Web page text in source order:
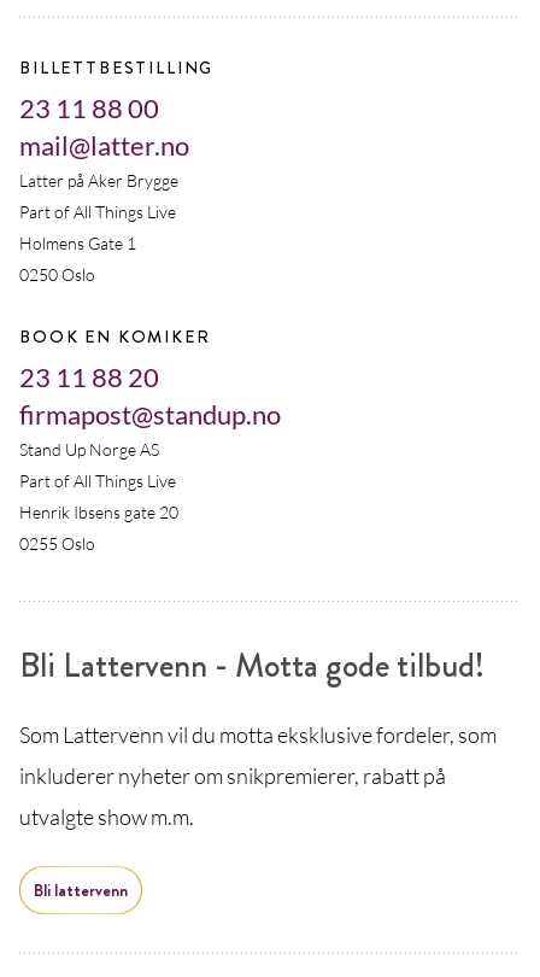
BILLETTBESTILLING
23 11 88 00
mail@latter.no
Latter på Aker Brygge
Part of All Things Live
Holmens Gate 1
0250 Oslo
BOOK EN KOMIKER
23 11 88 20
firmapost@standup.no
Stand Up Norge AS
Part of All Things Live
Henrik Ibsens gate 20
0255 Oslo
Bli Lattervenn - Motta gode tilbud!
Som Lattervenn vil du motta eksklusive fordeler, som
inkluderer nyheter om snikpremierer, rabatt på
utvalgte show m.m.
Bli lattervenn